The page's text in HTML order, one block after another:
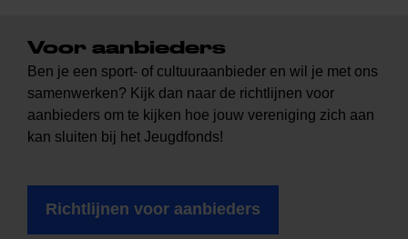
Voor aanbieders
Ben je een sport- of cultuuraanbieder en wil je met ons
samenwerken? Kijk dan naar de richtlijnen voor
aanbieders om te kijken hoe jouw vereniging zich aan
kan sluiten bij het Jeugdfonds!
Richtlijnen voor aanbieders